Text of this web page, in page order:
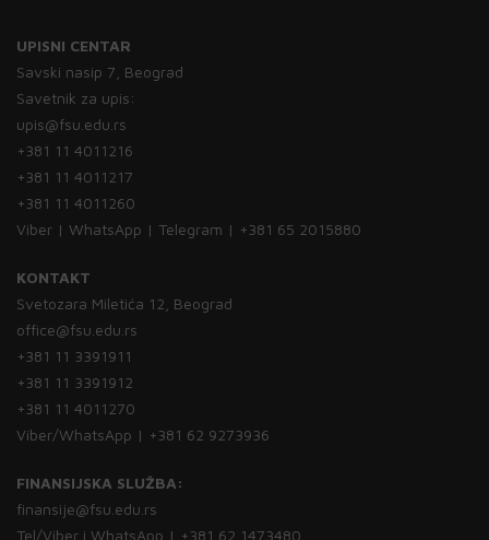
UPISNI CENTAR
Savski nasip 7, Beograd
Savetnik za upis:
upis@fsu.edu.rs
+381 11 4011216
+381 11 4011217
+381 11 4011260
Viber | WhatsApp | Telegram | +381 65 2015880
KONTAKT
Svetozara Miletića 12, Beograd
office@fsu.edu.rs
+381 11 3391911
+381 11 3391912
+381 11 4011270
Viber/WhatsApp | +381 62 9273936
FINANSIJSKA SLUŽBA:
finansije@fsu.edu.rs
Tel/Viber i WhatsApp | +381 62 1473480